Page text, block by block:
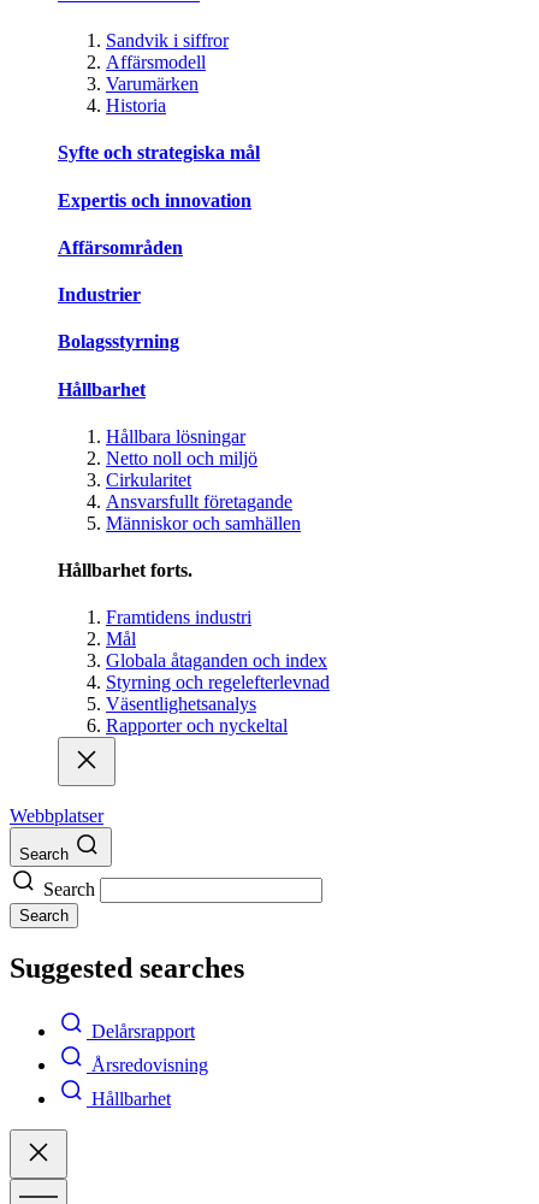
Sandvik i siffror
Affärsmodell
Varumärken
Historia
Syfte och strategiska mål
Expertis och innovation
Affärsområden
Industrier
Bolagsstyrning
Hållbarhet
Hållbara lösningar
Netto noll och miljö
Cirkularitet
Ansvarsfullt företagande
Människor och samhällen
Hållbarhet forts.
Framtidens industri
Mål
Globala åtaganden och index
Styrning och regelefterlevnad
Väsentlighetsanalys
Rapporter och nyckeltal
Webbplatser
Search
Search
Search
Suggested searches
Delårsrapport
Årsredovisning
Hållbarhet